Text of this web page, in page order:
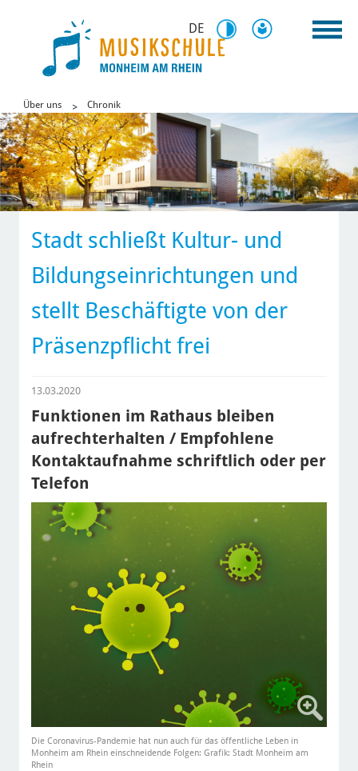
DE
Über uns Chronik
Stadt schließt Kultur- und
Bildungseinrichtungen und
stellt Beschäftigte von der
Präsenzpflicht frei
13.03.2020
Funktionen im Rathaus bleiben
aufrechterhalten / Empfohlene
Kontaktaufnahme schriftlich oder per
Telefon
Die Coronavirus-Pandemie hat nun auch für das öffentliche Leben in
Monheim am Rhein einschneidende Folgen: Grafik: Stadt Monheim am
Rhein